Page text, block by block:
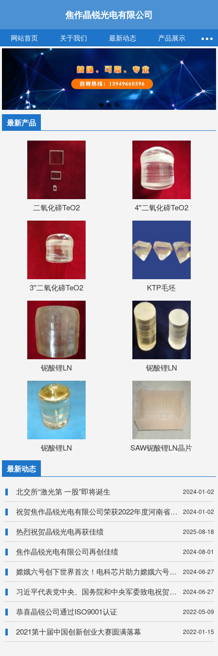
焦作晶锐光电有限公司
网站首页 关于我们 最新动态 产品展示
最新产品
二氧化碲TeO2 4''二氧化碲TeO2
3''二氧化碲TeO2 KTP毛坯
铌酸锂LN 铌酸锂LN
铌酸锂LN SAW铌酸锂LN晶片
最新动态
北交所“激光第 一股”即将诞生 2024-01-02
祝贺焦作晶锐光电有限公司荣获2022年度河南省专精特新中小企业 2024-01-02
热烈祝贺晶锐光电再获佳绩 2025-08-18
焦作晶锐光电有限公司再创佳绩 2024-08-01
嫦娥六号创下世界首次！电科芯片助力嫦娥六号任务圆满完成 2024-06-27
习近平代表党中央、国务院和中央军委致电祝贺探月工程嫦娥六号任务取得圆满成功 2024-06-27
恭喜晶锐公司通过ISO9001认证 2022-05-09
2021第十届中国创新创业大赛圆满落幕 2022-01-15